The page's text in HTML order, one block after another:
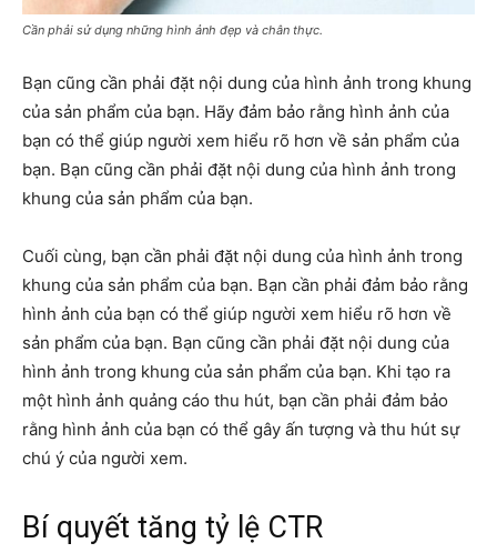
Cần phải sử dụng những hình ảnh đẹp và chân thực.
Bạn cũng cần phải đặt nội dung của hình ảnh trong khung
của sản phẩm của bạn. Hãy đảm bảo rằng hình ảnh của
bạn có thể giúp người xem hiểu rõ hơn về sản phẩm của
bạn. Bạn cũng cần phải đặt nội dung của hình ảnh trong
khung của sản phẩm của bạn.
Cuối cùng, bạn cần phải đặt nội dung của hình ảnh trong
khung của sản phẩm của bạn. Bạn cần phải đảm bảo rằng
hình ảnh của bạn có thể giúp người xem hiểu rõ hơn về
sản phẩm của bạn. Bạn cũng cần phải đặt nội dung của
hình ảnh trong khung của sản phẩm của bạn. Khi tạo ra
một hình ảnh quảng cáo thu hút, bạn cần phải đảm bảo
rằng hình ảnh của bạn có thể gây ấn tượng và thu hút sự
chú ý của người xem.
Bí quyết tăng tỷ lệ CTR